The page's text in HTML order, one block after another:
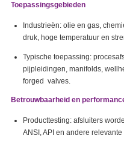
Toepassingsgebieden
Industrieën: olie en gas,
druk, hoge temperatuur en
Typische toepassing:
pijpleidingen, manifolds,
forged valves.
Betrouwbaarheid en
Producttesting: afsluiters
ANSI, API en andere